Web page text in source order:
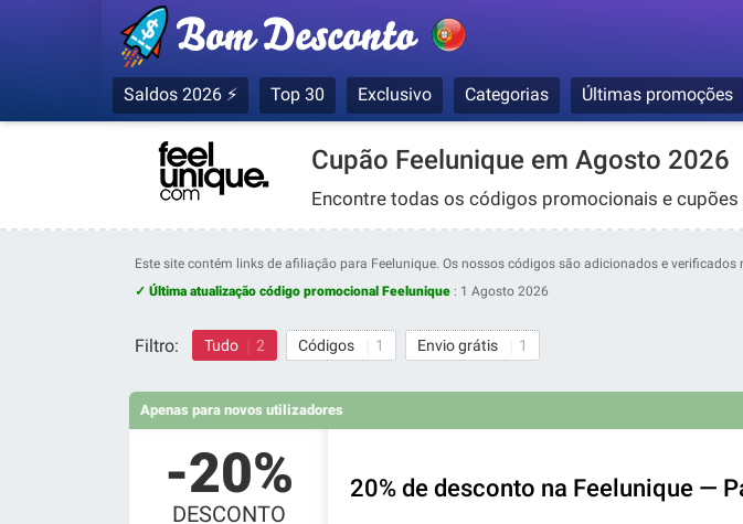
Saldos 2026 ⚡ Top 30 Exclusivo Categorias Últimas promoções
Cupão Feelunique em Agosto 2026
Encontre todas os códigos promocionais e cupões
Este site contém links de afiliação para Feelunique. Os nossos códigos são adicionados e verificados
✓ Última atualização código promocional Feelunique : 1 Agosto 2026
Filtro: Tudo 2 Códigos 1 Envio grátis 1
Apenas para novos utilizadores
-20%
DESCONTO
20% de desconto na Feelunique —